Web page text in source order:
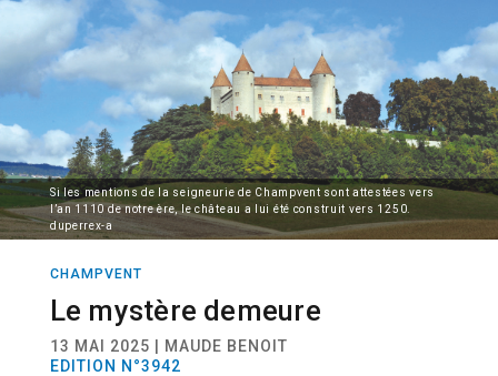
Si les mentions de la seigneurie de Champvent sont attestées vers
l’an 1110 de notre ère, le château a lui été construit vers 1250.
duperrex-a
CHAMPVENT
Le mystère demeure
13 MAI 2025 | MAUDE BENOIT
EDITION N°3942